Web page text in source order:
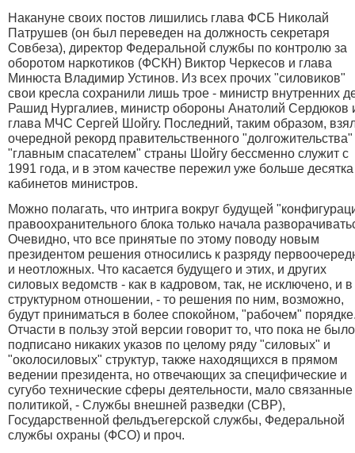
Накануне своих постов лишились глава ФСБ Николай
Патрушев (он был переведен на должность секретаря
Совбеза), директор Федеральной службы по контролю за
оборотом наркотиков (ФСКН) Виктор Черкесов и глава
Минюста Владимир Устинов. Из всех прочих "силовиков"
свои кресла сохранили лишь трое - министр внутренних
Рашид Нургалиев, министр обороны Анатолий Сердюков
глава МЧС Сергей Шойгу. Последний, таким образом,
очередной рекорд правительственного "долгожительства"
"главным спасателем" страны Шойгу бессменно служит с
1991 года, и в этом качестве пережил уже больше десятка
кабинетов министров.
Можно полагать, что интрига вокруг будущей
правоохранительного блока только начала
Очевидно, что все принятые по этому поводу новым
президентом решения относились к разряду
и неотложных. Что касается будущего и этих, и других
силовых ведомств - как в кадровом, так, не исключено, и в
структурном отношении, - то решения по ним, возможно,
будут приниматься в более спокойном, "рабочем"
Отчасти в пользу этой версии говорит то, что пока не было
подписано никаких указов по целому ряду "силовых" и
"околосиловых" структур, также находящихся в прямом
ведении президента, но отвечающих за специфические и
сугубо технические сферы деятельности, мало связанные
политикой, - Службы внешней разведки (СВР),
Государственной фельдъегерской службы, Федеральной
службы охраны (ФСО) и проч.